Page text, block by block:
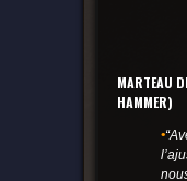
MARTEAU
HAMMER)
•